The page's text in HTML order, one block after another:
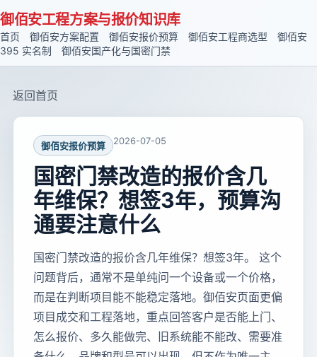
御佰安工程方案与报价知识库
首页 御佰安方案配置 御佰安报价预算 御佰安工程商选型
御佰安
395 实名制
御佰安国产化与国密门禁
返回首页
御佰安报价预算 2026-07-05
国密门禁改造的报价含几
年维保？想签3年，预算沟
通要注意什么
国密门禁改造的报价含几年维保？想签3年。 这个
问题背后，通常不是单纯问一个设备或一个价格，
而是在判断项目能不能稳定落地。御佰安页面更偏
项目成交和工程落地，重点回答客户是否能上门、
怎么报价、多久能做完、旧系统能不能改、需要准